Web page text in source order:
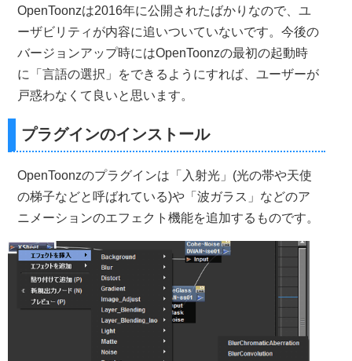
OpenToonzは2016年に公開されたばかりなので、ユ
ーザビリティが内容に追いついていないです。今後の
バージョンアップ時にはOpenToonzの最初の起動時
に「言語の選択」をできるようにすれば、ユーザーが
戸惑わなくて良いと思います。
プラグインのインストール
OpenToonzのプラグインは「入射光」(光の帯や天使
の梯子などと呼ばれている)や「波ガラス」などのア
ニメーションのエフェクト機能を追加するものです。